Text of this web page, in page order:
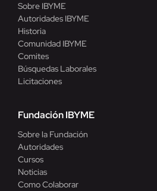
Sobre IBYME
Autoridades IBYME
Historia
Comunidad IBYME
Comites
Búsquedas Laborales
Licitaciones
Fundación IBYME
Sobre la Fundación
Autoridades
Cursos
Noticias
Como Colaborar